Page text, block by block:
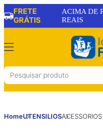
FRETE
GRÁTIS
ACIMA DE
REAIS
HomeUTENSILIOSACESSORIOS
15% OFF
23% OFF
23% OFF
23% OFF
19% OFF